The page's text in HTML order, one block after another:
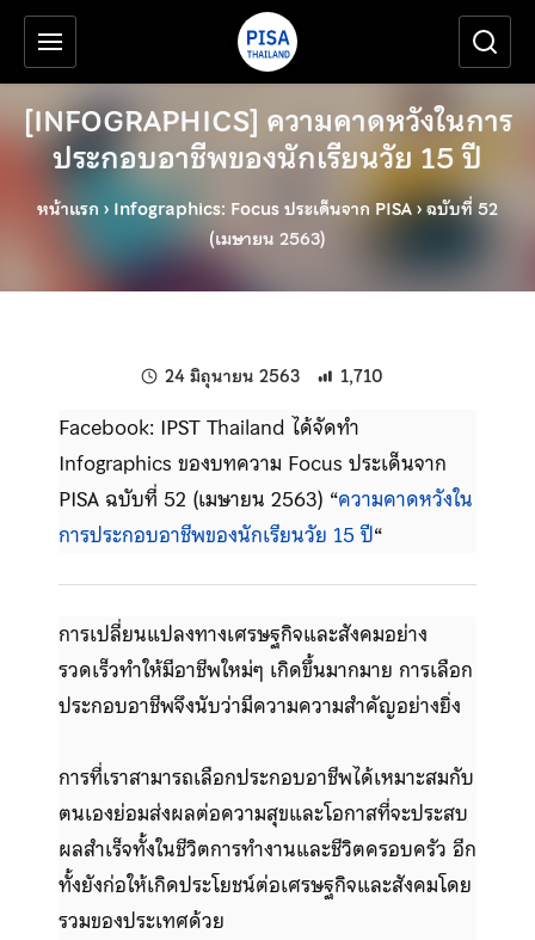
ข้ามไปยังเนื้อหาหลัก
เครื่องมือช่วยเหลือ
[INFOGRAPHICS] ความคาดหวังในการ
ประกอบอาชีพของนักเรียนวัย 15 ปี
หน้าแรก › Infographics: Focus ประเด็นจาก PISA›ฉบับที่ 52
(เมษายน 2563)
24 มิถุนายน 2563 แก้ไขล่าสุดเมื่อ:
1,710
Facebook: IPST Thailand ได้จัดทำ
Infographics ของบทความ Focus ประเด็นจาก
PISA ฉบับที่ 52 (เมษายน 2563) “ความคาดหวังใน
การประกอบอาชีพของนักเรียนวัย 15 ปี“
การเปลี่ยนแปลงทางเศรษฐกิจและสังคมอย่าง
รวดเร็วทำให้มีอาชีพใหม่ๆ เกิดขึ้นมากมาย การเลือก
ประกอบอาชีพจึงนับว่ามีความความสำคัญอย่างยิ่ง
การที่เราสามารถเลือกประกอบอาชีพได้เหมาะสมกับ
ตนเองย่อมส่งผลต่อความสุขและโอกาสที่จะประสบ
ผลสำเร็จทั้งในชีวิตการทำงานและชีวิตครอบครัว อีก
ทั้งยังก่อให้เกิดประโยชน์ต่อเศรษฐกิจและสังคมโดย
รวมของประเทศด้วย